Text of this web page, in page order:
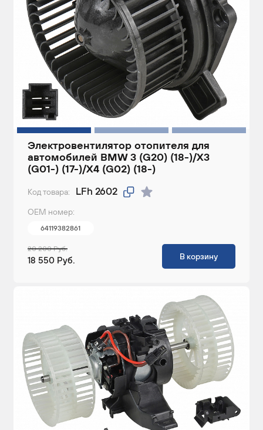
Электровентилятор отопителя для
автомобилей BMW 3 (G20) (18-)/X3
(G01-) (17-)/X4 (G02) (18-)
Код товара: LFh 2602
ОЕМ номер:
64119382861
20 200 Руб.
18 550 Руб. В корзину